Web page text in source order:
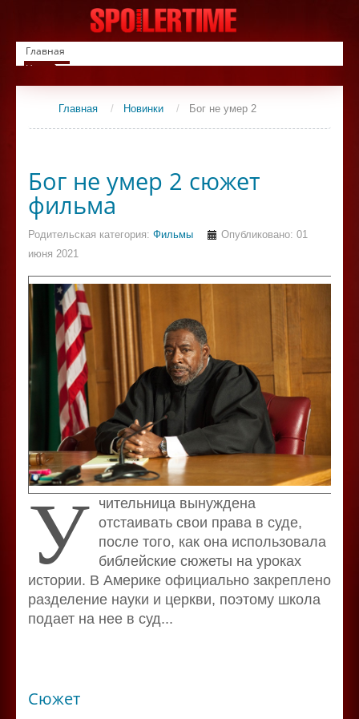
Главная
Новинки
Список фильмов
СериалыГлавная / Новинки / Бог не умер 2
Бог не умер 2 сюжет
фильма
Родительская категория: Фильмы
Опубликовано: 01
июня 2021
У
чительница вынуждена
отстаивать свои права в суде,
после того, как она использовала
библейские сюжеты на уроках
истории. В Америке официально закреплено
разделение науки и церкви, поэтому школа
подает на нее в суд...
Сюжет